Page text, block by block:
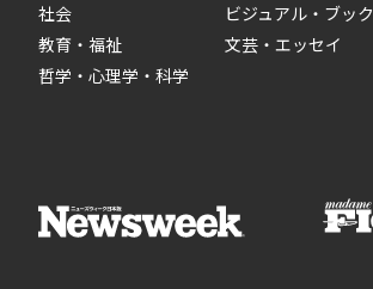
社会
教育・福祉
哲学・心理学・科学
ビジュアル・ブック
文芸・エッセイ